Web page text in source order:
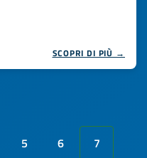
SCOPRI DI PIÙ →
5 6
7